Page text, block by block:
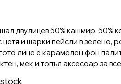
двулицев 50% кашмир, 50%
и шарки пейсли в зелено,
лице е карамелен фон
мек и топъл аксесоар за
stock